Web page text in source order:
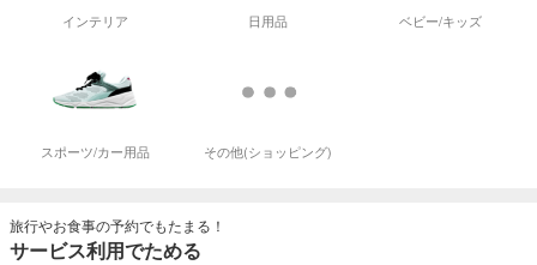
インテリア 日用品 ベビー/キッズ
スポーツ/カー用品 その他(ショッピング)
旅行やお食事の予約でもたまる！
サービス利用でためる